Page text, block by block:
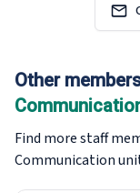
Other
Find more staff
Communication